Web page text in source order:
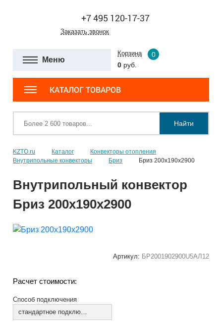
+7 495 120-17-37
Заказать звонок
Меню
Корзина
0
0 руб.
КАТАЛОГ ТОВАРОВ
Найти
KZTO.ru Каталог
Конвекторы отопления
Внутрипольные конвекторы
Бриз Бриз 200х190х2900
Внутрипольный конвектор
Бриз 200х190х2900
Артикул: БР2001902900U5АЛ12
Расчет стоимости:
Способ подключения
стандартное подключение